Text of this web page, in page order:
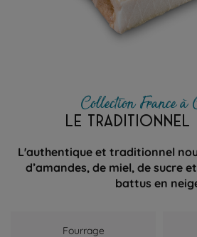
Collection France à
LE TRADITIONNEL
L'authentique et traditionnel
d’amandes, de miel, de sucre
battus en
Fourrage